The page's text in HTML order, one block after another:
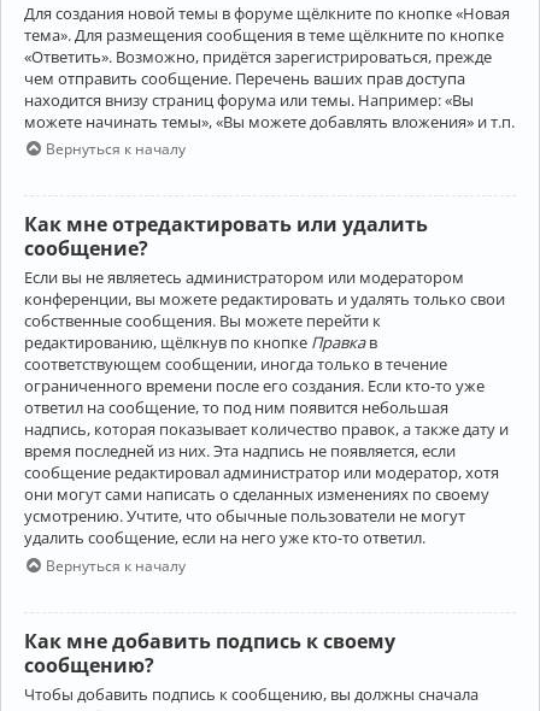
Для создания новой темы в форуме щёлкните по кнопке «Новая
тема». Для размещения сообщения в теме щёлкните по кнопке
«Ответить». Возможно, придётся зарегистрироваться, прежде
чем отправить сообщение. Перечень ваших прав доступа
находится внизу страниц форума или темы. Например: «Вы
можете начинать темы», «Вы можете добавлять вложения» и т.п.
Вернуться к началу
Как мне отредактировать или удалить
сообщение?
Если вы не являетесь администратором или модератором
конференции, вы можете редактировать и удалять только свои
собственные сообщения. Вы можете перейти к
редактированию, щёлкнув по кнопке Правкав
соответствующем сообщении, иногда только в течение
ограниченного времени после его создания. Если кто-то уже
ответил на сообщение, то под ним появится небольшая
надпись, которая показывает количество правок, а также дату и
время последней из них. Эта надпись не появляется, если
сообщение редактировал администратор или модератор, хотя
они могут сами написать о сделанных изменениях по своему
усмотрению. Учтите, что обычные пользователи не могут
удалить сообщение, если на него уже кто-то ответил.
Вернуться к началу
Как мне добавить подпись к своему
сообщению?
Чтобы добавить подпись к сообщению, вы должны сначала